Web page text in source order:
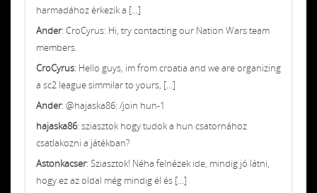
harmadához érkezik a [...]
Ander: CroCyrus: Hi, try contacting our Nation Wars team
members.
CroCyrus: Hello guys, im from croatia and we are organizing
a sc2 league simmilar to yours, [...]
Ander: @hajaska86: /join hun-1
hajaska86: sziasztok hogy tudok a hun csatornához
csatlakozni a játékban?
Astonkacser: Sziasztok! Néha felnézek ide, mindig jó látni,
hogy ez az oldal még mindig él és [...]